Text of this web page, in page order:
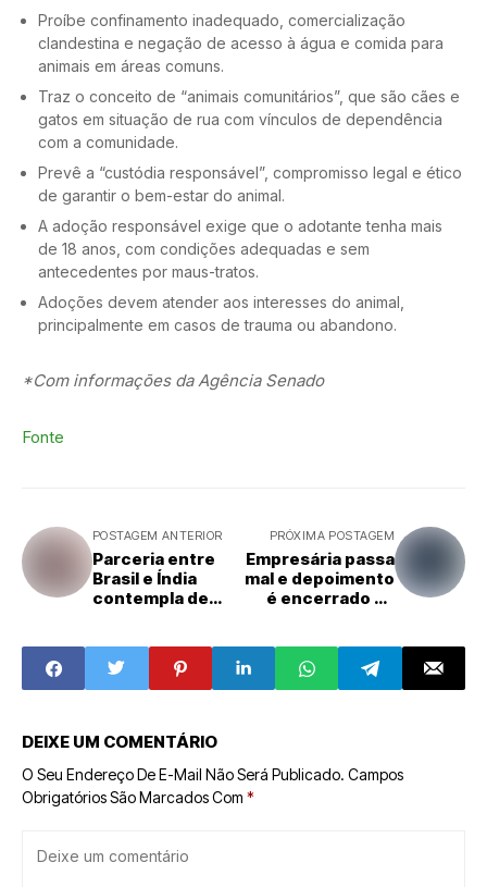
Proíbe confinamento inadequado, comercialização
clandestina e negação de acesso à água e comida para
animais em áreas comuns.
Traz o conceito de “animais comunitários”, que são cães e
gatos em situação de rua com vínculos de dependência
com a comunidade.
Prevê a “custódia responsável”, compromisso legal e ético
de garantir o bem-estar do animal.
A adoção responsável exige que o adotante tenha mais
de 18 anos, com condições adequadas e sem
antecedentes por maus-tratos.
Adoções devem atender aos interesses do animal,
principalmente em casos de trauma ou abandono.
*Com informações da Agência Senado
Fonte
POSTAGEM ANTERIOR
Parceria entre
Brasil e Índia
contempla de
aviação
PRÓXIMA POSTAGEM
Empresária passa
mal e depoimento
é encerrado na
DEIXE UM COMENTÁRIO
O Seu Endereço De E-Mail Não Será Publicado. Campos
Obrigatórios São Marcados Com *